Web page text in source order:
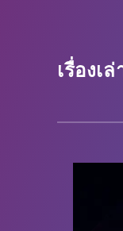
เรื่องเ